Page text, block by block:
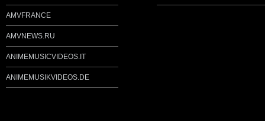
AMVFRANCE
AMVNEWS.RU
ANIMEMUSICVIDEOS.IT
ANIMEMUSIKVIDEOS.DE